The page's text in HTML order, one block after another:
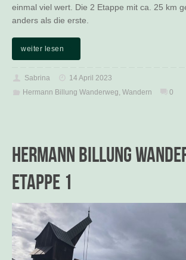
einmal viel wert. Die 2 Etappe mit ca. 25 km
anders als die erste.
weiter lesen
Sabrina
14 April 2023
Hermann Billung Wanderweg Wandern 0
Hermann Billung
Etappe 1